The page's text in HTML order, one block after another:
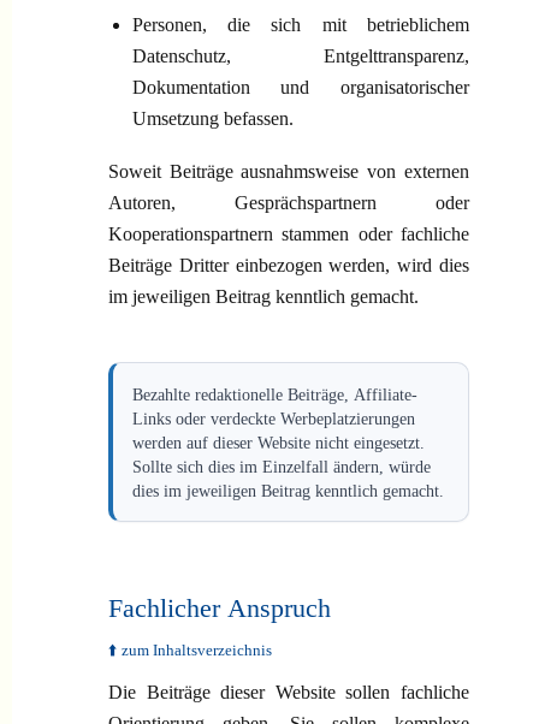
Personen, die sich mit betrieblichem
Datenschutz, Entgelttransparenz,
Dokumentation und organisatorischer
Umsetzung befassen.
Soweit Beiträge ausnahmsweise von externen
Autoren, Gesprächspartnern oder
Kooperationspartnern stammen oder fachliche
Beiträge Dritter einbezogen werden, wird dies
im jeweiligen Beitrag kenntlich gemacht.
Bezahlte redaktionelle Beiträge, Affiliate-
Links oder verdeckte Werbeplatzierungen
werden auf dieser Website nicht eingesetzt.
Sollte sich dies im Einzelfall ändern, würde
dies im jeweiligen Beitrag kenntlich gemacht.
Fachlicher Anspruch
⬆️ zum Inhaltsverzeichnis
Die Beiträge dieser Website sollen fachliche